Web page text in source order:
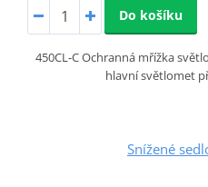
Do košíku
450CL‑C Ochranná mřížka
hlavní světlomet
Snížené